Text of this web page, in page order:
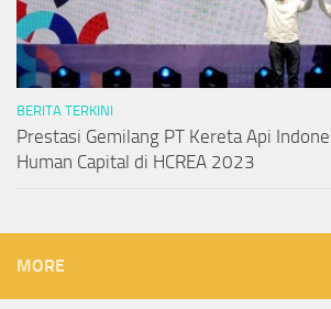
BERITA TERKINI
Prestasi Gemilang PT Kereta Api
Human Capital di HCREA 2023
MORE